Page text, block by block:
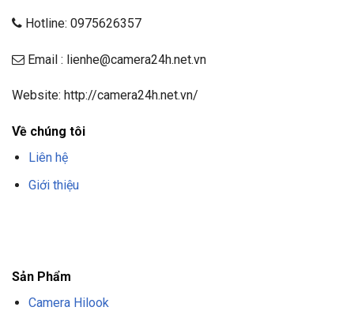
Hotline: 0975626357
Email : lienhe@camera24h.net.vn
Website: http://camera24h.net.vn/
Về chúng tôi
Liên hệ
Giới thiệu
Sản Phẩm
Camera Hilook